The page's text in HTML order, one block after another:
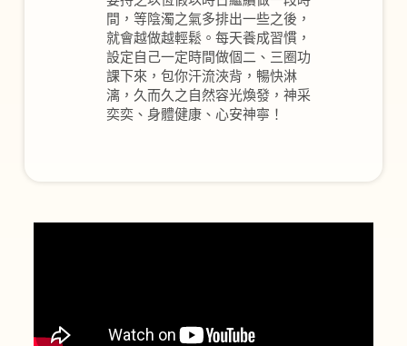
間，等陰濁之氣多排出一些之後，
就會越做越輕鬆。每天養成習慣，
設定自己一定時間做個二、三圈功
課下來，包你汗流浹背，暢快淋
漓，久而久之自然容光煥發，神采
奕奕、身體健康、心安神寧！